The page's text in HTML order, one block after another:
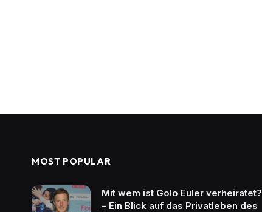
MOST POPULAR
Mit wem ist Golo Euler verheiratet?
– Ein Blick auf das Privatleben des